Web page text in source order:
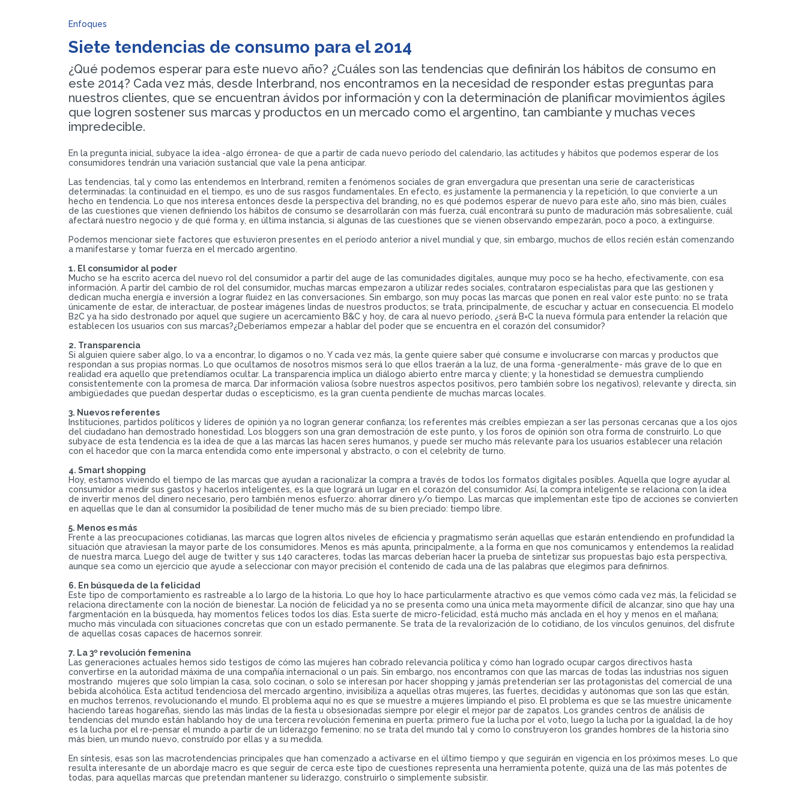
Enfoques
Siete tendencias de consumo para el 2014
¿Qué podemos esperar para este nuevo año? ¿Cuáles son las tendencias que definirán los hábitos de consumo en
este 2014? Cada vez más, desde Interbrand, nos encontramos en la necesidad de responder estas preguntas para
nuestros clientes, que se encuentran ávidos por información y con la determinación de planificar movimientos ágiles
que logren sostener sus marcas y productos en un mercado como el argentino, tan cambiante y muchas veces
impredecible.
En la pregunta inicial, subyace la idea -algo érronea- de que a partir de cada nuevo período del calendario, las actitudes y hábitos que podemos esperar de los
consumidores tendrán una variación sustancial que vale la pena anticipar.
Las tendencias, tal y como las entendemos en Interbrand, remiten a fenómenos sociales de gran envergadura que presentan una serie de características
determinadas: la continuidad en el tiempo, es uno de sus rasgos fundamentales. En efecto, es justamente la permanencia y la repetición, lo que convierte a un
hecho en tendencia. Lo que nos interesa entonces desde la perspectiva del branding, no es qué podemos esperar de nuevo para este año, sino más bien, cuáles
de las cuestiones que vienen definiendo los hábitos de consumo se desarrollarán con más fuerza, cuál encontrará su punto de maduración más sobresaliente, cuál
afectará nuestro negocio y de qué forma y, en última instancia, si algunas de las cuestiones que se vienen observando empezarán, poco a poco, a extinguirse.
Podemos mencionar siete factores que estuvieron presentes en el período anterior a nivel mundial y que, sin embargo, muchos de ellos recién están comenzando
a manifestarse y tomar fuerza en el mercado argentino.
1. El consumidor al poder
Mucho se ha escrito acerca del nuevo rol del consumidor a partir del auge de las comunidades digitales, aunque muy poco se ha hecho, efectivamente, con esa
información. A partir del cambio de rol del consumidor, muchas marcas empezaron a utilizar redes sociales, contrataron especialistas para que las gestionen y
dedican mucha energía e inversión a lograr fluidez en las conversaciones. Sin embargo, son muy pocas las marcas que ponen en real valor este punto: no se trata
únicamente de estar, de interactuar, de postear imágenes lindas de nuestros productos; se trata, principalmente, de escuchar y actuar en consecuencia. El modelo
B2C ya ha sido destronado por aquel que sugiere un acercamiento B&C y hoy, de cara al nuevo período, ¿será B=C la nueva fórmula para entender la relación que
establecen los usuarios con sus marcas?¿Deberíamos empezar a hablar del poder que se encuentra en el corazón del consumidor?
2. Transparencia
Si alguien quiere saber algo, lo va a encontrar, lo digamos o no. Y cada vez más, la gente quiere saber qué consume e involucrarse con marcas y productos que
respondan a sus propias normas. Lo que ocultamos de nosotros mismos será lo que ellos traerán a la luz, de una forma -generalmente- más grave de lo que en
realidad era aquello que pretendíamos ocultar. La transparencia implica un diálogo abierto entre marca y cliente; y la honestidad se demuestra cumpliendo
consistentemente con la promesa de marca. Dar información valiosa (sobre nuestros aspectos positivos, pero también sobre los negativos), relevante y directa, sin
ambigüedades que puedan despertar dudas o escepticismo, es la gran cuenta pendiente de muchas marcas locales.
3. Nuevos referentes
Instituciones, partidos políticos y líderes de opinión ya no logran generar confianza; los referentes más creíbles empiezan a ser las personas cercanas que a los ojos
del ciudadano han demostrado honestidad. Los bloggers son una gran demostración de este punto, y los foros de opinión son otra forma de construirlo. Lo que
subyace de esta tendencia es la idea de que a las marcas las hacen seres humanos, y puede ser mucho más relevante para los usuarios establecer una relación
con el hacedor que con la marca entendida como ente impersonal y abstracto, o con el celebrity de turno.
4. Smart shopping
Hoy, estamos viviendo el tiempo de las marcas que ayudan a racionalizar la compra a través de todos los formatos digitales posibles. Aquella que logre ayudar al
consumidor a medir sus gastos y hacerlos inteligentes, es la que logrará un lugar en el corazón del consumidor. Así, la compra inteligente se relaciona con la idea
de invertir menos del dinero necesario, pero también menos esfuerzo: ahorrar dinero y/o tiempo. Las marcas que implementan este tipo de acciones se convierten
en aquellas que le dan al consumidor la posibilidad de tener mucho más de su bien preciado: tiempo libre.
5. Menos es más
Frente a las preocupaciones cotidianas, las marcas que logren altos niveles de eficiencia y pragmatismo serán aquellas que estarán entendiendo en profundidad la
situación que atraviesan la mayor parte de los consumidores. Menos es más apunta, principalmente, a la forma en que nos comunicamos y entendemos la realidad
de nuestra marca. Luego del auge de twitter y sus 140 caracteres, todas las marcas deberían hacer la prueba de sintetizar sus propuestas bajo esta perspectiva,
aunque sea como un ejercicio que ayude a seleccionar con mayor precisión el contenido de cada una de las palabras que elegimos para definirnos.
6. En búsqueda de la felicidad
Este tipo de comportamiento es rastreable a lo largo de la historia. Lo que hoy lo hace particularmente atractivo es que vemos cómo cada vez más, la felicidad se
relaciona directamente con la noción de bienestar. La noción de felicidad ya no se presenta como una única meta mayormente difícil de alcanzar, sino que hay una
fargmentación en la búsqueda, hay momentos felices todos los días. Esta suerte de micro-felicidad, está mucho más anclada en el hoy y menos en el mañana;
mucho más vinculada con situaciones concretas que con un estado permanente. Se trata de la revalorización de lo cotidiano, de los vínculos genuinos, del disfrute
de aquellas cosas capaces de hacernos sonreir.
7. La 3º revolución femenina
Las generaciones actuales hemos sido testigos de cómo las mujeres han cobrado relevancia política y cómo han logrado ocupar cargos directivos hasta
convertirse en la autoridad máxima de una compañía internacional o un país. Sin embargo, nos encontramos con que las marcas de todas las industrias nos siguen
mostrando mujeres que solo limpian la casa, solo cocinan, o solo se interesan por hacer shopping y jamás pretenderían ser las protagonistas del comercial de una
bebida alcohólica. Esta actitud tendenciosa del mercado argentino, invisibiliza a aquellas otras mujeres, las fuertes, decididas y autónomas que son las que están,
en muchos terrenos, revolucionando el mundo. El problema aquí no es que se muestre a mujeres limpiando el piso. El problema es que se las muestre únicamente
haciendo tareas hogareñas, siendo las más lindas de la fiesta u obsesionadas siempre por elegir el mejor par de zapatos. Los grandes centros de análisis de
tendencias del mundo están hablando hoy de una tercera revolución femenina en puerta: primero fue la lucha por el voto, luego la lucha por la igualdad, la de hoy
es la lucha por el re-pensar el mundo a partir de un liderazgo femenino: no se trata del mundo tal y como lo construyeron los grandes hombres de la historia sino
más bien, un mundo nuevo, construído por ellas y a su medida.
En síntesis, esas son las macrotendencias principales que han comenzado a activarse en el último tiempo y que seguirán en vigencia en los próximos meses. Lo que
resulta interesante de un abordaje macro es que seguir de cerca este tipo de cuestiones representa una herramienta potente, quizá una de las más potentes de
todas, para aquellas marcas que pretendan mantener su liderazgo, construirlo o simplemente subsistir.